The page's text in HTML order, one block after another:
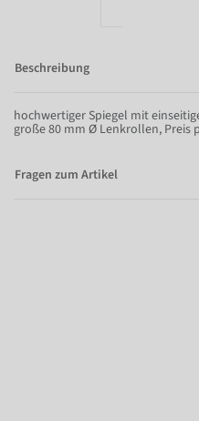
Beschreibung
hochwertiger Spiegel mit
große 80 mm Ø Lenkrollen, Preis
Fragen zum Artikel